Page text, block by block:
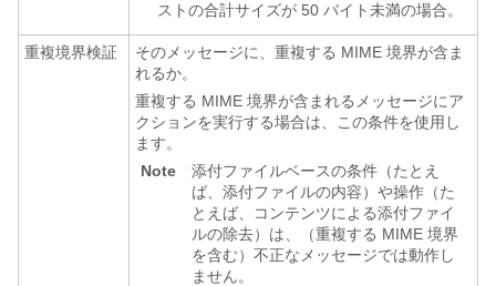
ストの合計サイズが 50 バイト未満の場合。
重複境界検証
そのメッセージに、重複する MIME 境界が含ま
れるか。
重複する MIME 境界が含まれるメッセージにア
クションを実行する場合は、この条件を使用し
ます。
Note
添付ファイルベースの条件（たとえ
ば、添付ファイルの内容）や操作（た
とえば、コンテンツによる添付ファイ
ルの除去）は、（重複する MIME 境界
を含む）不正なメッセージでは動作し
ません。